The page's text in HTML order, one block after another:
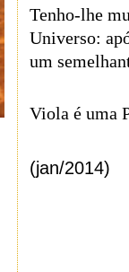
Tenho-lhe
Universo:
um
Viola é uma
(jan/2014)